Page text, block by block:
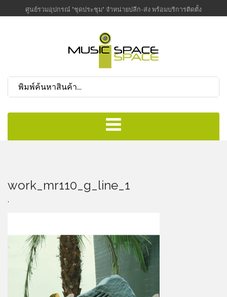
ศูนย์รวมอุปกรณ์ "ชุดประชุม" จำหน่ายปลีก-ส่ง พร้อมบริการติดตั้ง
work_mr110_g_line_1